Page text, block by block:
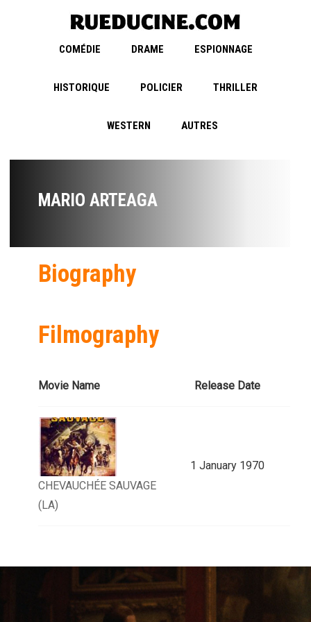
COMÉDIE DRAME ESPIONNAGE
HISTORIQUE POLICIER THRILLER
WESTERN AUTRES
MARIO ARTEAGA
Biography
Filmography
Movie Name Release Date
CHEVAUCHÉE SAUVAGE
(LA)
1 January 1970